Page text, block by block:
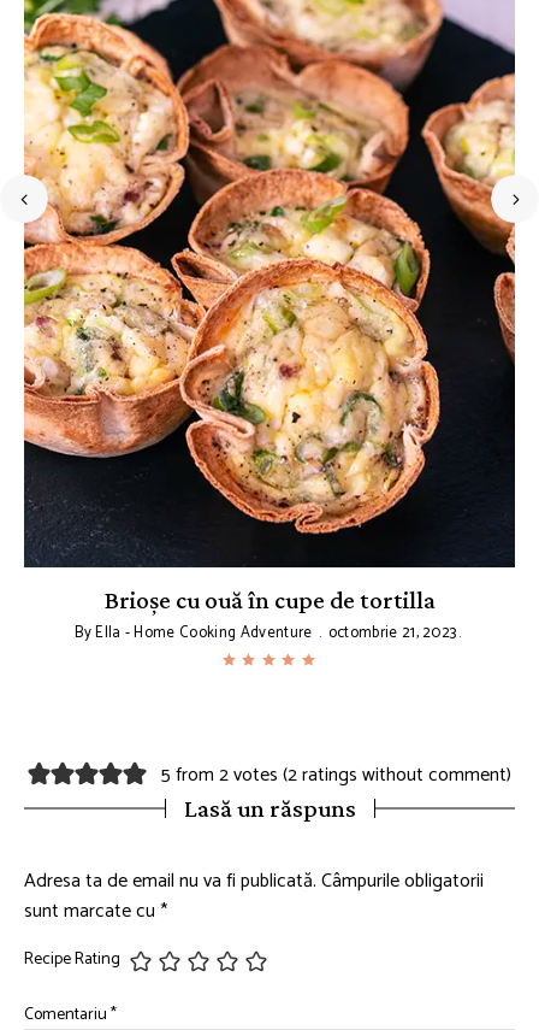
Brioșe cu ouă în cupe de tortilla
ByElla - Home Cooking Adventure octombrie 21, 2023
5 from 2 votes (2 ratings without comment)
Lasă un răspuns
Adresa ta de email nu va fi publicată.Câmpurile obligatorii
sunt marcate cu*
Recipe Rating
Comentariu*